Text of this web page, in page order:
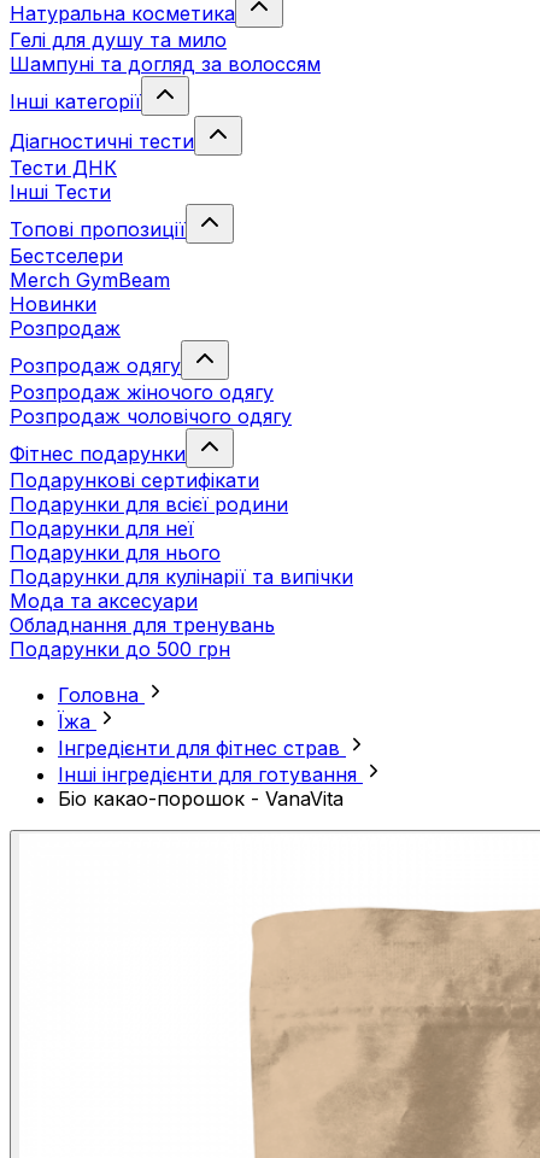
Натуральна косметика
Гелі для душу та мило
Шампуні та догляд за волоссям
Інші категорії
Діагностичні тести
Тести ДНК
Інші Тести
Топові пропозиції
Бестселери
Merch GymBeam
Новинки
Розпродаж
Розпродаж одягу
Розпродаж жіночого одягу
Розпродаж чоловічого одягу
Фітнес подарунки
Подарункові сертифікати
Подарунки для всієї родини
Подарунки для неї
Подарунки для нього
Подарунки для кулінарії та випічки
Мода та аксесуари
Обладнання для тренувань
Подарунки до 500 грн
Головна
Їжа
Інгредієнти для фітнес страв
Інші інгредієнти для готування
Біо какао-порошок - VanaVita